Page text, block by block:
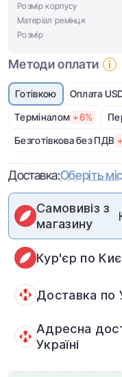
Розмір корпусу
Матеріал ремінця
Розмір
Методи оплати
Готівкою Оплата
Терміналом +6%
Безготівкова без ПДВ
Доставка:Оберіть
Самовивіз з
магазину
Кур'єр по
Доставка по
Адресна
Україні